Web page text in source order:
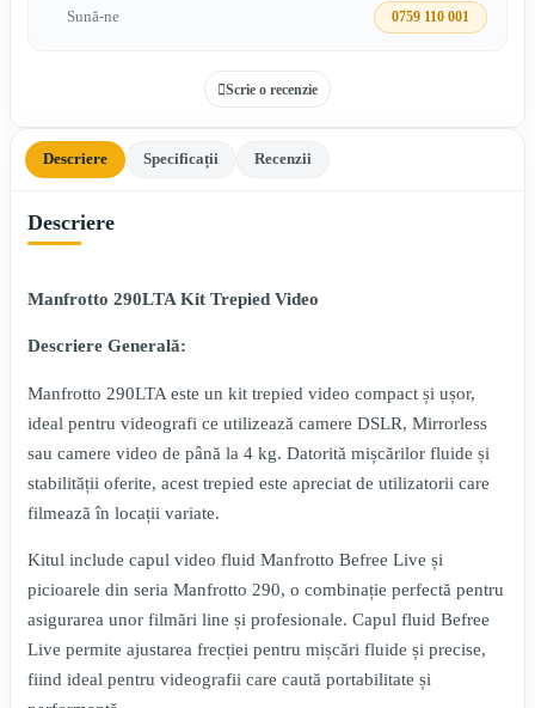
Sună-ne 0759 110 001
Scrie o recenzie
Descriere Specificații Recenzii
Descriere
Manfrotto 290LTA Kit Trepied Video
Descriere Generală:
Manfrotto 290LTA este un kit trepied video compact și ușor,
ideal pentru videografi ce utilizează camere DSLR, Mirrorless
sau camere video de până la 4 kg. Datorită mișcărilor fluide și
stabilității oferite, acest trepied este apreciat de utilizatorii care
filmează în locații variate.
Kitul include capul video fluid Manfrotto Befree Live și
picioarele din seria Manfrotto 290, o combinație perfectă pentru
asigurarea unor filmări line și profesionale. Capul fluid Befree
Live permite ajustarea frecției pentru mișcări fluide și precise,
fiind ideal pentru videografii care caută portabilitate și